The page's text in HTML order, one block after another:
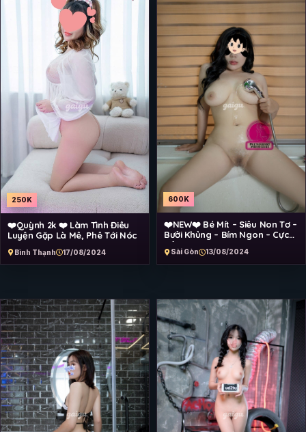
250K
❤️Quỳnh 2k ❤️ Làm Tình Điêu
Luyện Gặp Là Mê, Phê Tới Nóc
Bình Thạnh 17/08/2024
600K
❤️NEW❤️ Bé Mít – Siêu Non Tơ –
Bưởi Khủng – Bím Ngon – Cực
Dâm Dục
Sài Gòn 13/08/2024